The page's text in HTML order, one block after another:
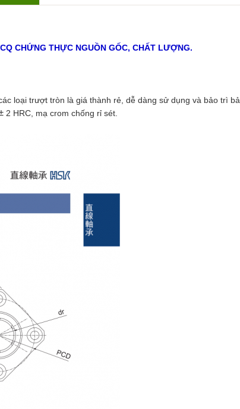
CHỨNG THỰC NGUỒN GỐC, CHẤT LƯỢNG.
loại trượt tròn là giá thành rẻ, dễ dàng sử dụng và bảo trì
2 HRC, mạ crom chống rỉ sét.